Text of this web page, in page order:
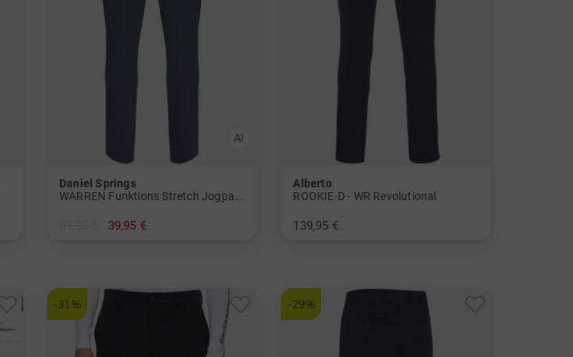
Daniel Springs
39,95 €
Alberto
ROOKIE-D - WR Revolutional
139,95 €
-31% -29%